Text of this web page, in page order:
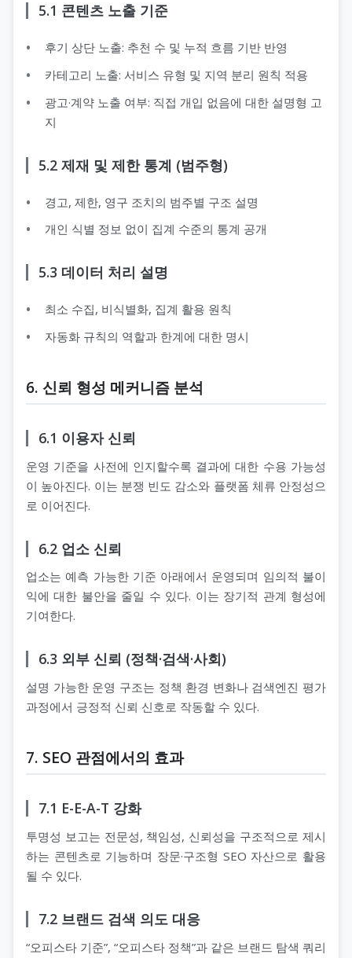
5.1 콘텐츠 노출 기준
후기 상단 노출: 추천 수 및 누적 흐름 기반 반영
카테고리 노출: 서비스 유형 및 지역 분리 원칙 적용
광고·계약 노출 여부: 직접 개입 없음에 대한 설명형 고
지
5.2 제재 및 제한 통계 (범주형)
경고, 제한, 영구 조치의 범주별 구조 설명
개인 식별 정보 없이 집계 수준의 통계 공개
5.3 데이터 처리 설명
최소 수집, 비식별화, 집계 활용 원칙
자동화 규칙의 역할과 한계에 대한 명시
6. 신뢰 형성 메커니즘 분석
6.1 이용자 신뢰
운영 기준을 사전에 인지할수록 결과에 대한 수용 가능성
이 높아진다. 이는 분쟁 빈도 감소와 플랫폼 체류 안정성으
로 이어진다.
6.2 업소 신뢰
업소는 예측 가능한 기준 아래에서 운영되며 임의적 불이
익에 대한 불안을 줄일 수 있다. 이는 장기적 관계 형성에
기여한다.
6.3 외부 신뢰 (정책·검색·사회)
설명 가능한 운영 구조는 정책 환경 변화나 검색엔진 평가
과정에서 긍정적 신뢰 신호로 작동할 수 있다.
7. SEO 관점에서의 효과
7.1 E-E-A-T 강화
투명성 보고는 전문성, 책임성, 신뢰성을 구조적으로 제시
하는 콘텐츠로 기능하며 장문·구조형 SEO 자산으로 활용
될 수 있다.
7.2 브랜드 검색 의도 대응
“오피스타 기준”, “오피스타 정책”과 같은 브랜드 탐색 쿼리